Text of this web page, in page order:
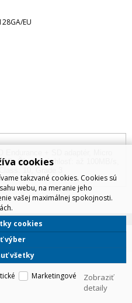
EU
Čítacia rýchlosť: až 100MB/s,
10, Grade 3
s.r.o.
cookies
takzvané cookies. Cookies sú
webu, na meranie jeho
vašej maximálnej spokojnosti.
všetky
výber
cookies
Marketingové
Zobraziť
detaily